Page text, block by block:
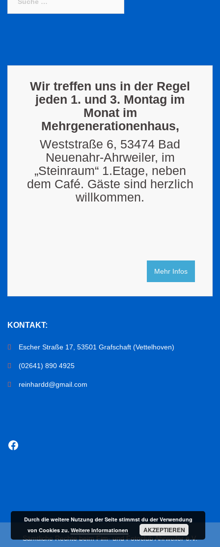
nach:
Wir treffen uns in der Regel
jeden 1. und 3. Montag im
Monat im
Mehrgenerationenhaus,
Weststraße 6, 53474 Bad
Neuenahr-Ahrweiler, im
„Steinraum“ 1.Etage, neben
dem Café. Gäste sind herzlich
willkommen.
Mehr Infos
KONTAKT:
Escher Straße 17, 53501 Grafschaft (Vettelhoven)
(02641) 890 4925
reinhardd@gmail.com
Facebook
Sämtliche Rechte beim Fim- und Fotoclub Ahrweiler e.V.
Durch die weitere Nutzung der Seite stimmst du der Verwendung
von Cookies zu.Weitere Informationen AKZEPTIEREN